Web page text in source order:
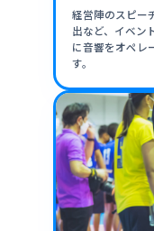
経営陣のスピー
出など、イベン
に音響をオペレ
す。